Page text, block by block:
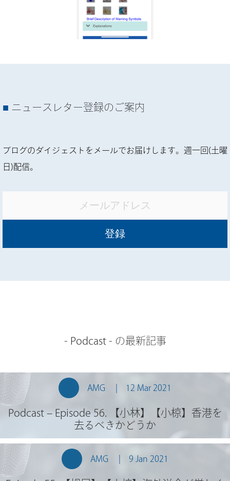
ニュースレター登録のご案内
ブログのダイジェストをメールでお届けします。週一回(土曜
日)配信。
- Podcast- の最新記事
AMG 12 Mar 2021
Podcast – Episode 56. 【小林】【小椋】香港を
去るべきかどうか
AMG 9 Jan 2021